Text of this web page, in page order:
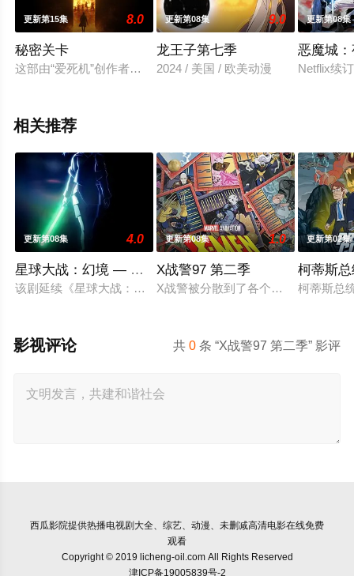
更新第15集 8.0
秘密关卡
这部由“爱死机”创作者打造的亚马逊成人向动画选集，总共有
更新第08集 9.0
龙王子第七季
2024 / 美国 / 欧美动漫
更新第08集
恶魔城
Netflix续
相关推荐
更新第08集 4.0
星球大战：幻境 — 第九个绝地武士
该剧延续《星球大战：幻境》的世界观，见证绝地武士崭新篇章
更新第08集 1.0
X战警97 第二季
X战警被分散到了各个时间线，从过
更新第02集
柯蒂斯
柯蒂斯总
共0 条 “X战警97 第二季” 影评
影视评论
西瓜影院提供热播电视剧大全、综艺、动漫、未删减高清电影在线免费
观看
Copyright © 2019 licheng-oil.com All Rights Reserved
津ICP备19005839号-2